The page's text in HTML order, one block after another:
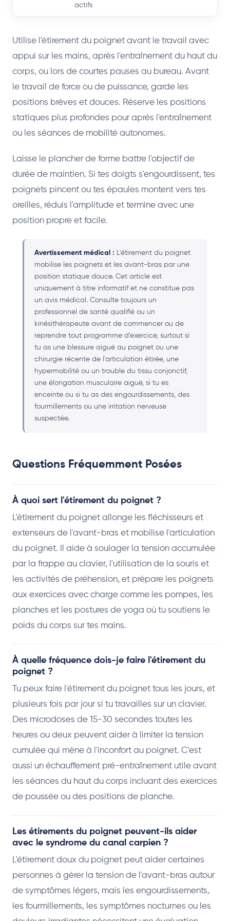
actifs
Utilise l'étirement du poignet avant le travail avec
appui sur les mains, après l'entraînement du haut du
corps, ou lors de courtes pauses au bureau. Avant
le travail de force ou de puissance, garde les
positions brèves et douces. Réserve les positions
statiques plus profondes pour après l'entraînement
ou les séances de mobilité autonomes.
Laisse le plancher de forme battre l'objectif de
durée de maintien. Si tes doigts s'engourdissent, tes
poignets pincent ou tes épaules montent vers tes
oreilles, réduis l'amplitude et termine avec une
position propre et facile.
Avertissement médical : L'étirement du poignet
mobilise les poignets et les avant-bras par une
position statique douce. Cet article est
uniquement à titre informatif et ne constitue pas
un avis médical. Consulte toujours un
professionnel de santé qualifié ou un
kinésithérapeute avant de commencer ou de
reprendre tout programme d'exercice, surtout si
tu as une blessure aiguë au poignet ou une
chirurgie récente de l'articulation étirée, une
hypermobilité ou un trouble du tissu conjonctif,
une élongation musculaire aiguë, si tu es
enceinte ou si tu as des engourdissements, des
fourmillements ou une irritation nerveuse
suspectée.
Questions Fréquemment Posées
À quoi sert l'étirement du poignet ?
L'étirement du poignet allonge les fléchisseurs et
extenseurs de l'avant-bras et mobilise l'articulation
du poignet. Il aide à soulager la tension accumulée
par la frappe au clavier, l'utilisation de la souris et
les activités de préhension, et prépare les poignets
aux exercices avec charge comme les pompes, les
planches et les postures de yoga où tu soutiens le
poids du corps sur tes mains.
À quelle fréquence dois-je faire l'étirement du
poignet ?
Tu peux faire l'étirement du poignet tous les jours, et
plusieurs fois par jour si tu travailles sur un clavier.
Des microdoses de 15-30 secondes toutes les
heures ou deux peuvent aider à limiter la tension
cumulée qui mène à l'inconfort au poignet. C'est
aussi un échauffement pré-entraînement utile avant
les séances du haut du corps incluant des exercices
de poussée ou des positions de planche.
Les étirements du poignet peuvent-ils aider
avec le syndrome du canal carpien ?
L'étirement doux du poignet peut aider certaines
personnes à gérer la tension de l'avant-bras autour
de symptômes légers, mais les engourdissements,
les fourmillements, les symptômes nocturnes ou les